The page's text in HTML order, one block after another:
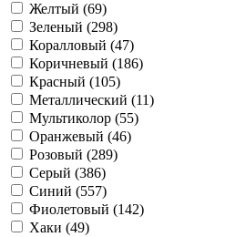
Желтый (69)
Зеленый (298)
Коралловый (47)
Коричневый (186)
Красный (105)
Металлический (11)
Мультиколор (55)
Оранжевый (46)
Розовый (289)
Серый (386)
Синий (557)
Фиолетовый (142)
Хаки (49)